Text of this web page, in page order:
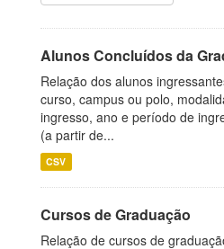
Alunos Concluídos da
Relação dos alunos
curso, campus ou polo,
ingresso, ano e período de
(a partir de...
CSV
Cursos de Graduação
Relação de cursos de